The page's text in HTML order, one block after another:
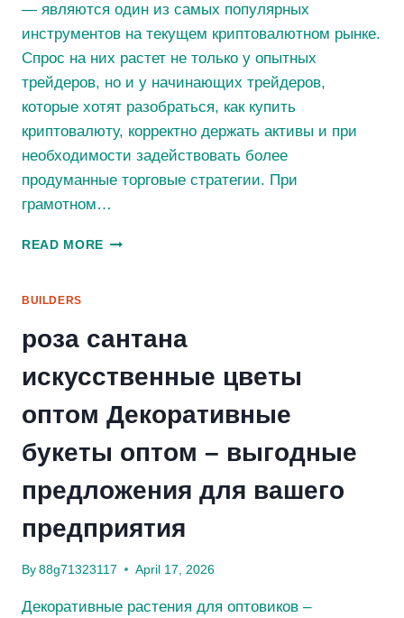
— являются один из самых популярных
инструментов на текущем криптовалютном рынке.
Спрос на них растет не только у опытных
трейдеров, но и у начинающих трейдеров,
которые хотят разобраться, как купить
криптовалюту, корректно держать активы и при
необходимости задействовать более
продуманные торговые стратегии. При
грамотном…
READ MORE КАКИМ
И
БЕЗ
BUILDERS
роза сантана
искусственные цветы
оптом Декоративные
букеты оптом – выгодные
предложения для вашего
предприятия
By 88g71323117 April 17, 2026
Декоративные растения для оптовиков –